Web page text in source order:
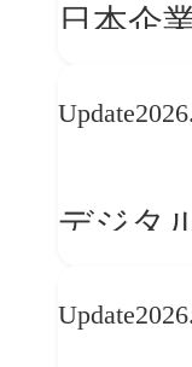
日本企
レンド
Update
デジタ
ークフ
Update